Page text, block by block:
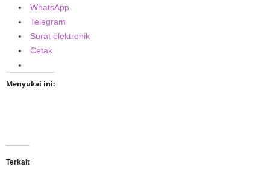
WhatsApp
Telegram
Surat elektronik
Cetak
Menyukai ini:
Terkait